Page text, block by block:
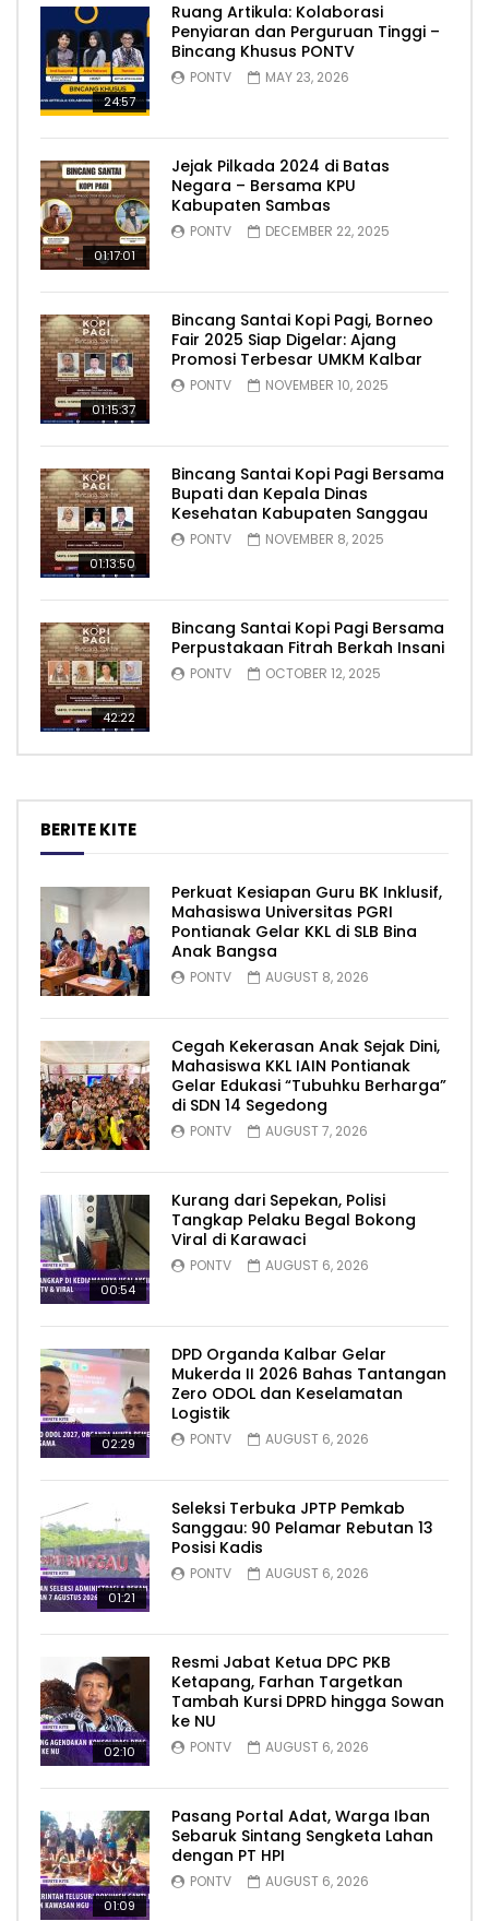
24:57
Ruang Artikula: Kolaborasi
Penyiaran dan Perguruan Tinggi –
Bincang Khusus PONTV
PONTV MAY 23, 2026
01:17:01
Jejak Pilkada 2024 di Batas
Negara – Bersama KPU
Kabupaten Sambas
PONTV DECEMBER 22, 2025
01:15:37
Bincang Santai Kopi Pagi, Borneo
Fair 2025 Siap Digelar: Ajang
Promosi Terbesar UMKM Kalbar
PONTV NOVEMBER 10, 2025
01:13:50
Bincang Santai Kopi Pagi Bersama
Bupati dan Kepala Dinas
Kesehatan Kabupaten Sanggau
PONTV NOVEMBER 8, 2025
42:22
Bincang Santai Kopi Pagi Bersama
Perpustakaan Fitrah Berkah Insani
PONTV OCTOBER 12, 2025
BERITE KITE
Perkuat Kesiapan Guru BK Inklusif,
Mahasiswa Universitas PGRI
Pontianak Gelar KKL di SLB Bina
Anak Bangsa
PONTV AUGUST 8, 2026
Cegah Kekerasan Anak Sejak Dini,
Mahasiswa KKL IAIN Pontianak
Gelar Edukasi “Tubuhku Berharga”
di SDN 14 Segedong
PONTV AUGUST 7, 2026
00:54
Kurang dari Sepekan, Polisi
Tangkap Pelaku Begal Bokong
Viral di Karawaci
PONTV AUGUST 6, 2026
02:29
DPD Organda Kalbar Gelar
Mukerda II 2026 Bahas Tantangan
Zero ODOL dan Keselamatan
Logistik
PONTV AUGUST 6, 2026
01:21
Seleksi Terbuka JPTP Pemkab
Sanggau: 90 Pelamar Rebutan 13
Posisi Kadis
PONTV AUGUST 6, 2026
02:10
Resmi Jabat Ketua DPC PKB
Ketapang, Farhan Targetkan
Tambah Kursi DPRD hingga Sowan
ke NU
PONTV AUGUST 6, 2026
01:09
Pasang Portal Adat, Warga Iban
Sebaruk Sintang Sengketa Lahan
dengan PT HPI
PONTV AUGUST 6, 2026